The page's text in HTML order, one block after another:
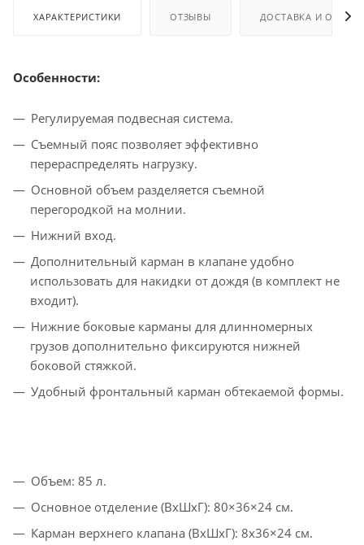
ХАРАКТЕРИСТИКИ ОТЗЫВЫ ДОСТАВКА И
Особенности:
Регулируемая подвесная система.
Съемный пояс позволяет эффективно
перераспределять нагрузку.
Основной объем разделяется съемной
перегородкой на молнии.
Нижний вход.
Дополнительный карман в клапане удобно
использовать для накидки от дождя (в комплект не
входит).
Нижние боковые карманы для длинномерных
грузов дополнительно фиксируются нижней
боковой стяжкой.
Удобный фронтальный карман обтекаемой формы.
Объем: 85 л.
Основное отделение (ВxШxГ): 80×36×24 см.
Карман верхнего клапана (ВxШxГ): 8x36×24 см.